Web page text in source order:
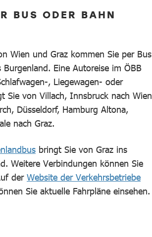
BUS ODER BAHN
Wien und Graz kommen Sie per Bus
Burgenland. Eine Autoreise im ÖBB
, Liegewagen- oder
Sie von Villach, Innsbruck nach Wien
Düsseldorf, Hamburg Altona,
nach Graz.
bringt Sie von Graz ins
Weitere Verbindungen können Sie
der Website der Verkehrsbetriebe
Sie aktuelle Fahrpläne einsehen.